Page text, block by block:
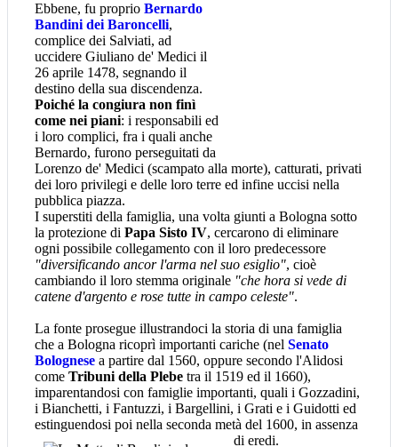
Ebbene, fu proprio Bernardo
Bandini dei Baroncelli,
complice dei Salviati, ad
uccidere Giuliano de' Medici il
26 aprile 1478, segnando il
destino della sua discendenza.
Poiché la congiura non finì
come nei piani: i responsabili ed
i loro complici, fra i quali anche
Bernardo, furono perseguitati da
Lorenzo de' Medici (scampato alla morte), catturati, privati
dei loro privilegi e delle loro terre ed infine uccisi nella
pubblica piazza.
I superstiti della famiglia, una volta giunti a Bologna sotto
la protezione di Papa Sisto IV, cercarono di eliminare
ogni possibile collegamento con il loro predecessore
"diversificando ancor l'arma nel suo esiglio", cioè
cambiando il loro stemma originale "che hora si vede di
catene d'argento e rose tutte in campo celeste".
La fonte prosegue illustrandoci la storia di una famiglia
che a Bologna ricoprì importanti cariche (nel Senato
Bolognese a partire dal 1560, oppure secondo l'Alidosi
come Tribuni della Plebe tra il 1519 ed il 1660),
imparentandosi con famiglie importanti, quali i Gozzadini,
i Bianchetti, i Fantuzzi, i Bargellini, i Grati e i Guidotti ed
estinguendosi poi nella seconda metà del 1600, in assenza
di eredi.